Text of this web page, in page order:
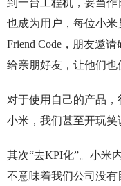
到一台工程机，要当
也成为用户，每位小米
Friend Code，朋友邀
给亲朋好友，让他们也
对于使用自己的产品
小米，我们甚至开玩笑
其次“去KPI化”。小米
不意味着我们公司没